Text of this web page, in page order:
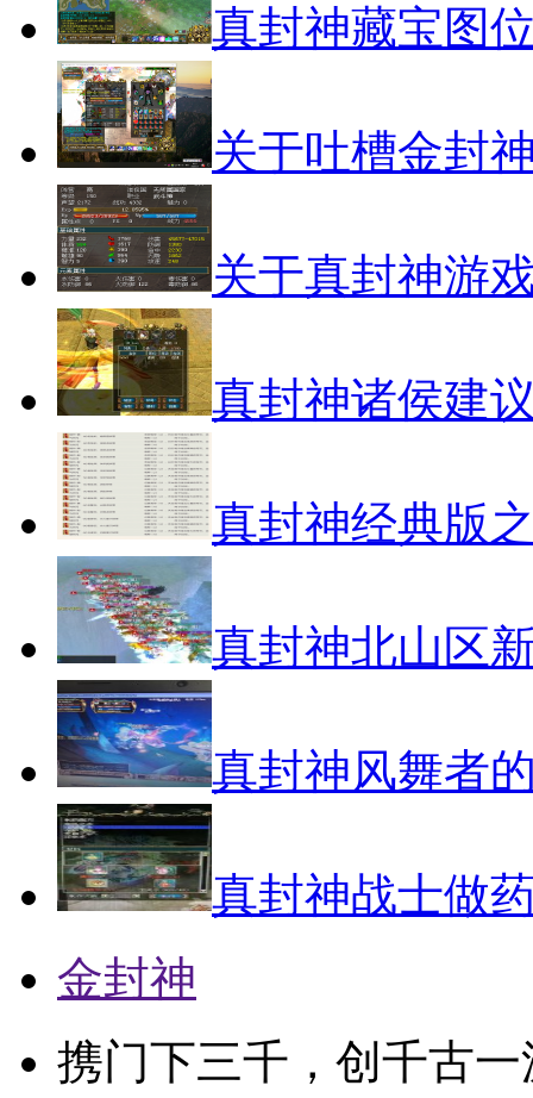
真封神藏宝图
关于吐槽金封
关于真封神游
真封神诸侯建
真封神经典版
真封神北山区
真封神风舞者
真封神战士做
金封神
携门下三千，创千古一